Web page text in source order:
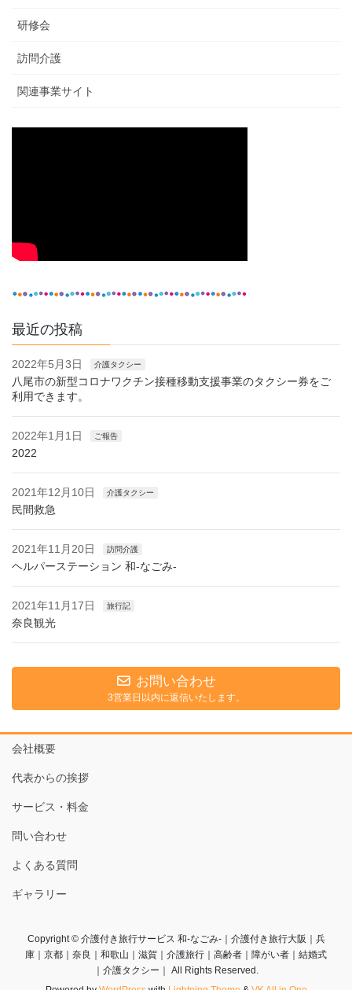
研修会
訪問介護
関連事業サイト
最近の投稿
2022年5月3日 介護タクシー
八尾市の新型コロナワクチン接種移動支援事業のタクシー券をご
利用できます。
2022年1月1日 ご報告
2022
2021年12月10日 介護タクシー
民間救急
2021年11月20日 訪問介護
ヘルパーステーション 和-なごみ-
2021年11月17日 旅行記
奈良観光
お問い合わせ
3営業日以内に返信いたします。
会社概要
代表からの挨拶
サービス・料金
問い合わせ
よくある質問
ギャラリー
Copyright © 介護付き旅行サービス 和-なごみ-｜介護付き旅行大阪｜兵
庫｜京都｜奈良｜和歌山｜滋賀｜介護旅行｜高齢者｜障がい者｜結婚式
｜介護タクシー｜ All Rights Reserved.